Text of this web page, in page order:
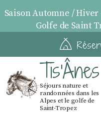
Saison Automne /
Golfe de Saint
Tis'Ânes
Séjours nature et
randonnées dans les
Alpes et le golfe de
Saint-Tropez